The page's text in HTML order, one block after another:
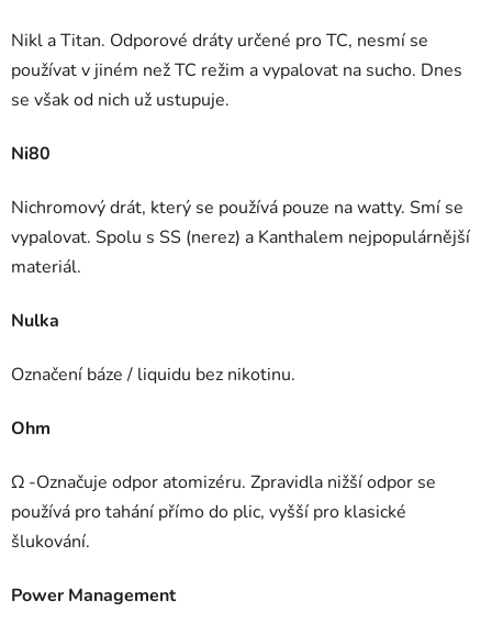
Nikl a Titan. Odporové dráty určené pro TC, nesmí se
používat v jiném než TC režim a vypalovat na sucho. Dnes
se však od nich už ustupuje.
Ni80
Nichromový drát, který se používá pouze na watty. Smí se
vypalovat. Spolu s SS (nerez) a Kanthalem nejpopulárnější
materiál.
Nulka
Označení báze / liquidu bez nikotinu.
Ohm
Ω -Označuje odpor atomizéru. Zpravidla nižší odpor se
používá pro tahání přímo do plic, vyšší pro klasické
šlukování.
Power Management